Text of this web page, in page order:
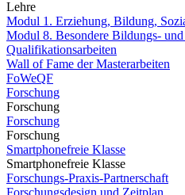
Lehre
Modul 1. Erziehung, Bildung,
Modul 8. Besondere Bildungs-
Qualifikationsarbeiten
Wall of Fame der Masterarbeiten
FoWeQF
Forschung
Forschung
Forschung
Forschung
Smartphonefreie Klasse
Smartphonefreie Klasse
Forschungs-Praxis-Partnerschaft
Forschungsdesign und Zeitplan